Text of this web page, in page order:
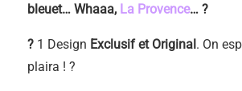
bleuet… Whaaa, La Provence…?
? 1 Design Exclusif et Original. On
plaira ! ?